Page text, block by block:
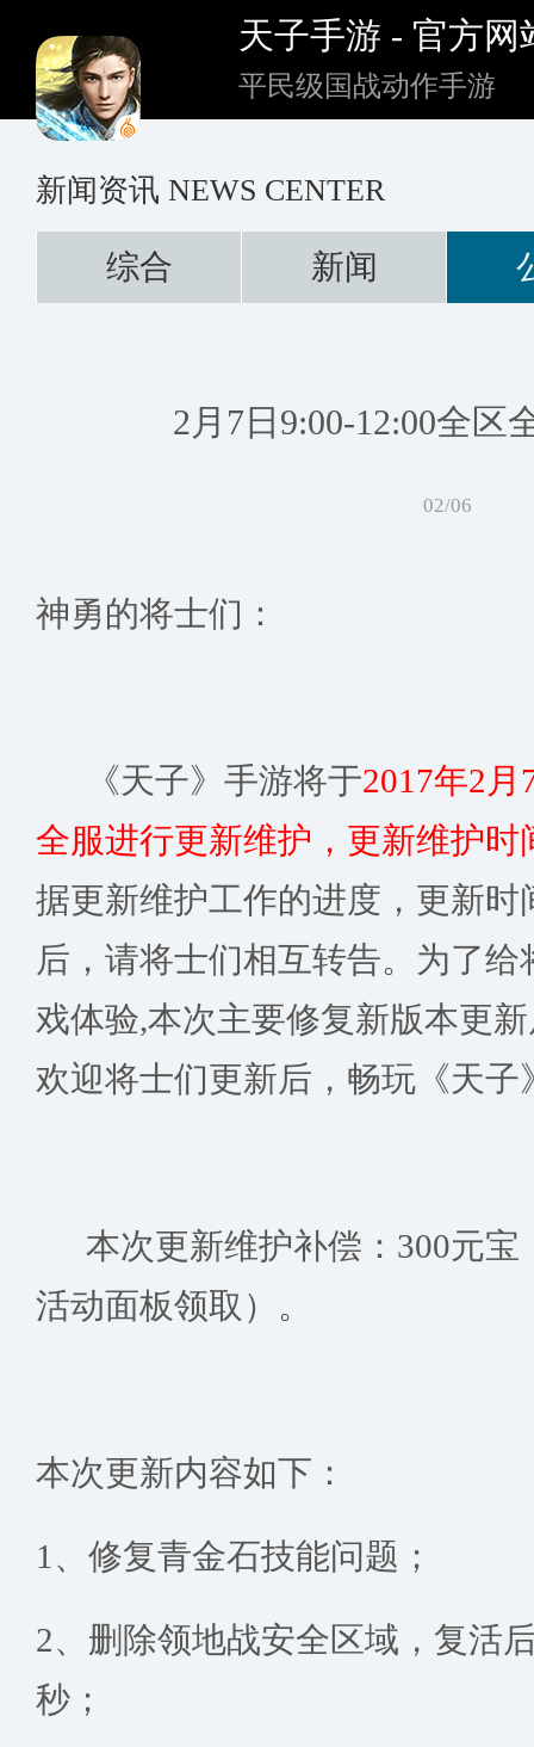
天子手游 - 官方网
平民级国战动作手游
新闻资讯 NEWS CENTER
综合 新闻
2月7日9:00-12:00全区
02/06
神勇的将士们：
《天子》手游将于2017年2月
全服进行更新维护，更新维护时
据更新维护工作的进度，更新时
后，请将士们相互转告。为了
戏体验,本次主要修复新版本更
欢迎将士们更新后，畅玩《天子
本次更新维护补偿：300元宝
活动面板领取）。
本次更新内容如下：
1、修复青金石技能问题；
2、删除领地战安全区域，复活
秒；